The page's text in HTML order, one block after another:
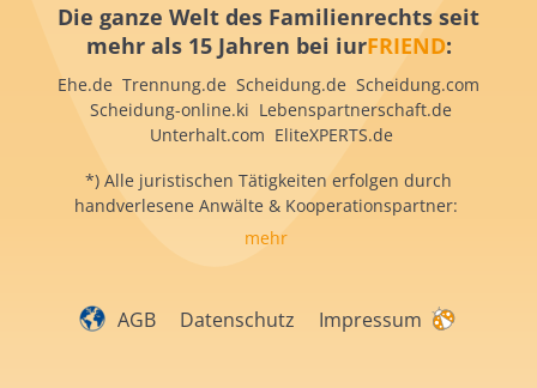
Die ganze Welt des Familienrechts seit
mehr als 15 Jahren bei iurFRIEND:
Ehe.de Trennung.de Scheidung.de Scheidung.com
Scheidung-online.ki Lebenspartnerschaft.de
Unterhalt.com EliteXPERTS.de
*) Alle juristischen Tätigkeiten erfolgen durch
handverlesene Anwälte & Kooperationspartner:
mehr
AGB Datenschutz Impressum